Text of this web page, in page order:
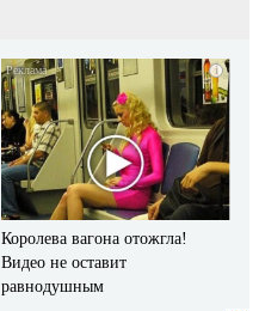
i
Королева вагона отожгла!
Видео не оставит
равнодушным